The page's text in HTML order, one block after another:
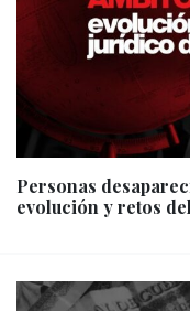
Personas
evolución y retos